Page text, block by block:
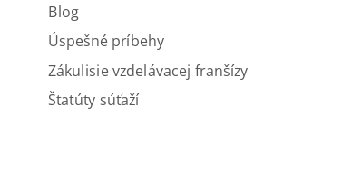
Blog
Úspešné príbehy
Zákulisie vzdelávacej franšízy
Štatúty súťaží